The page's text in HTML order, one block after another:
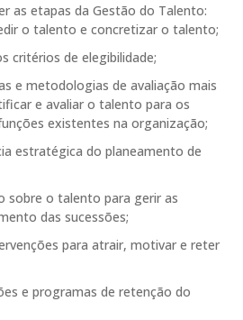
as etapas da Gestão do Talento:
o talento e concretizar o talento;
critérios de elegibilidade;
e metodologias de avaliação mais
e avaliar o talento para os
existentes na organização;
estratégica do planeamento de
sobre o talento para gerir as
das sucessões;
para atrair, motivar e reter
e programas de retenção do